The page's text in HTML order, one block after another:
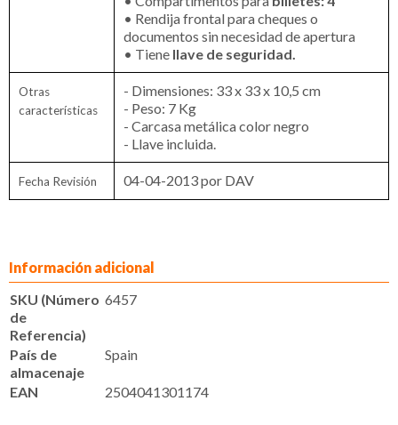
• Rendija frontal para cheques o
documentos sin necesidad de apertura
• Tiene llave de seguridad.
Otras
características
- Dimensiones: 33 x 33 x 10,5 cm
- Peso: 7 Kg
- Carcasa metálica color negro
- Llave incluida.
Fecha Revisión 04-04-2013 por DAV
Información adicional
SKU (Número
de
Referencia)
6457
País de
almacenaje
Spain
EAN 2504041301174